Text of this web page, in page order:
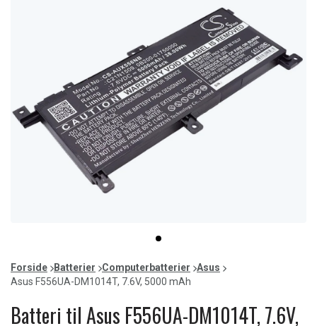
item
0
of
1
Forside Batterier Computerbatterier
Asus
Asus F556UA-DM1014T, 7.6V, 5000 mAh
Batteri til Asus F556UA-DM1014T, 7.6V,